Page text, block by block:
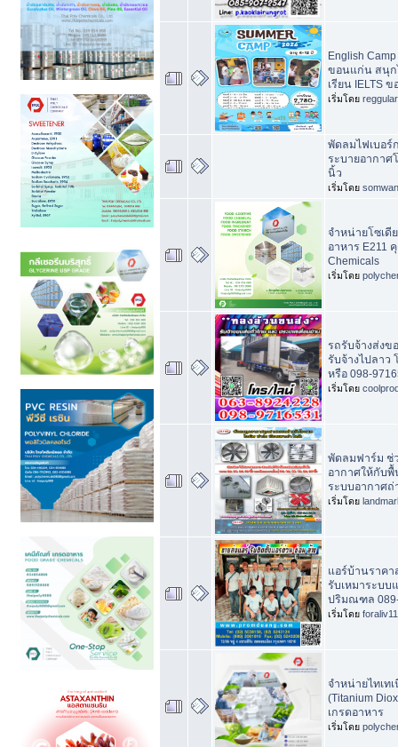
English
ขอนแก่น สนุก
เรียน IELTS
เริ่มโดย
พัดลมไฟเบอร์
ระบายอากาศ
นิ้ว
เริ่มโดย
จำหน่ายโซเดี
อาหาร E211
Chemicals
เริ่มโดย
รถรับจ้างส่งข
รับจ้างไปลาว
หรือ 098-
เริ่มโดย
พัดลมฟาร์ม ช่
อากาศให้กับพื้
ระบบอากาศถ่
เริ่มโดย
แอร์บ้านราคา
รับเหมาระบบ
ปริมณฑล
เริ่มโดย foraliv11
จำหน่ายไทเท
(Titanium
เกรดอาหาร
เริ่มโดย